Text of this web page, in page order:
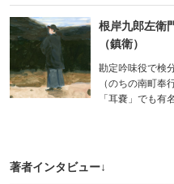
根岸九郎左衛
（鎮衛）
勘定吟味役で検
（のちの南町奉行
「耳嚢」でも有名
著者インタビュー↓